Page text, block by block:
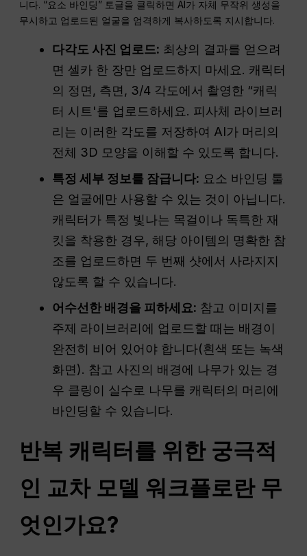
니다. “요소 바인딩” 토글을 클릭하면 AI가 자체 무작위 생성을
무시하고 업로드된 얼굴을 엄격하게 복사하도록 지시합니다.
다각도 사진 업로드: 최상의 결과를 얻으려
면 셀카 한 장만 업로드하지 마세요. 캐릭터
의 정면, 측면, 3/4 각도에서 촬영한 “캐릭
터 시트'를 업로드하세요. 피사체 라이브러
리는 이러한 각도를 저장하여 AI가 머리의
전체 3D 모양을 이해할 수 있도록 합니다.
특정 세부 정보를 잠급니다: 요소 바인딩 툴
은 얼굴에만 사용할 수 있는 것이 아닙니다.
캐릭터가 특정 빛나는 목걸이나 독특한 재
킷을 착용한 경우, 해당 아이템의 명확한 참
조를 업로드하면 두 번째 샷에서 사라지지
않도록 할 수 있습니다.
어수선한 배경을 피하세요: 참고 이미지를
주제 라이브러리에 업로드할 때는 배경이
완전히 비어 있어야 합니다(흰색 또는 녹색
화면). 참고 사진의 배경에 나무가 있는 경
우 클링이 실수로 나무를 캐릭터의 머리에
바인딩할 수 있습니다.
반복 캐릭터를 위한 궁극적
인 교차 모델 워크플로란 무
엇인가요?